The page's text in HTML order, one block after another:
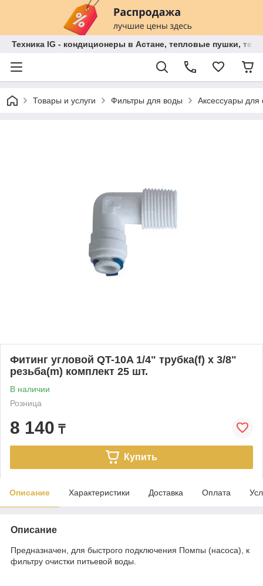
Техника IG - кондиционеры в Астане, тепловые пушки,
Товары и услуги Фильтры для воды Аксессуары для
Фитинг угловой QT-10A 1/4" трубка(f) x 3/8"
резьба(m) комплект 25 шт.
В наличии
Розница
8 140 ₸
Купить
Описание Характеристики Доставка Оплата
Описание
Предназначен, для быстрого подключения Помпы (насоса), к
фильтру очистки питьевой воды.